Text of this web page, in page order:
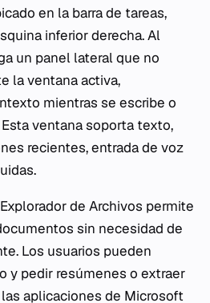
en la barra de tareas,
inferior derecha. Al
un panel lateral que no
la ventana activa,
mientras se escribe o
ventana soporta texto,
recientes, entrada de voz
de Archivos permite
sin necesidad de
Los usuarios pueden
y pedir resúmenes o extraer
aplicaciones de Microsoft